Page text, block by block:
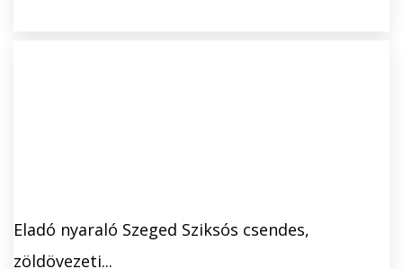
Eladó nyaraló Szeged Sziksós csendes,
zöldövezeti...